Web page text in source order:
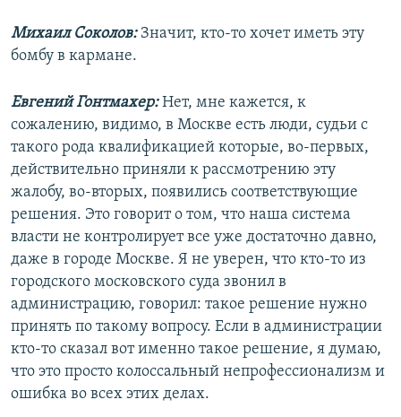
Михаил Соколов:Значит, кто-то хочет иметь эту
бомбу в кармане.
Евгений Гонтмахер:Нет, мне кажется, к
сожалению, видимо, в Москве есть люди, судьи с
такого рода квалификацией которые, во-первых,
действительно приняли к рассмотрению эту
жалобу, во-вторых, появились соответствующие
решения. Это говорит о том, что наша система
власти не контролирует все уже достаточно давно,
даже в городе Москве. Я не уверен, что кто-то из
городского московского суда звонил в
администрацию, говорил: такое решение нужно
принять по такому вопросу. Если в администрации
кто-то сказал вот именно такое решение, я думаю,
что это просто колоссальный непрофессионализм и
ошибка во всех этих делах.